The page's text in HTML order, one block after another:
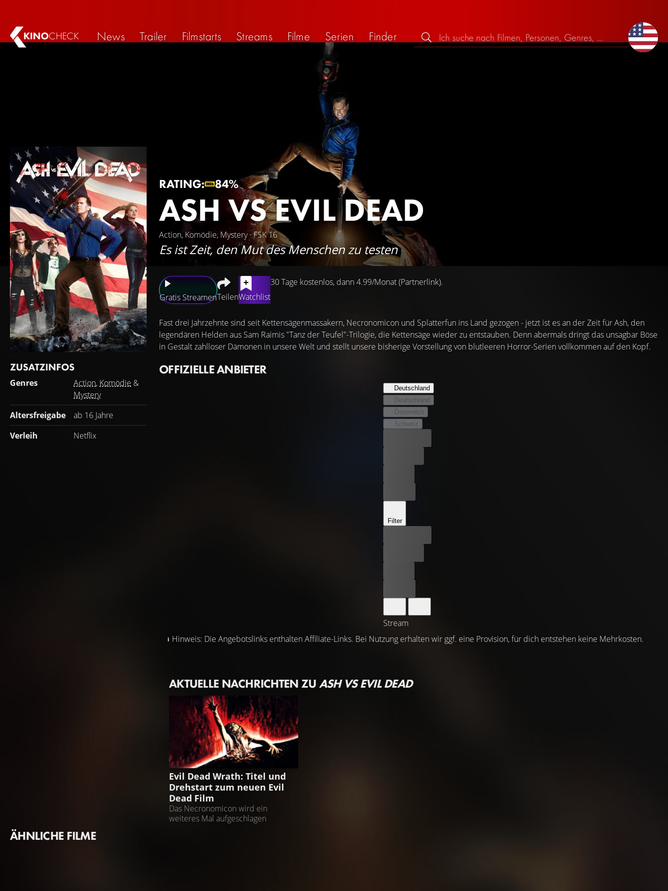
KINOCHECK News Trailer Filmstarts Streams Filme Serien Finder
RATING: 84%
ASH VS EVIL DEAD
Action, Komödie, Mystery · FSK 16
Es ist Zeit, den Mut des Menschen zu testen
ZUSATZINFOS
Genres Action, Komödie &
Mystery
Altersfreigabe
ab 16 Jahre
Verleih
Netflix
Gratis StreamenTeilenWatchlist
30 Tage kostenlos, dann 4.99/Monat (Partnerlink).
Fast drei Jahrzehnte sind seit Kettensägenmassakern, Necronomicon und Splatterfun ins Land gezogen - jetzt ist es an der Zeit für Ash, den
legendären Helden aus Sam Raimis "Tanz der Teufel"-Trilogie, die Kettensäge wieder zu entstauben. Denn abermals dringt das unsagbar Böse
in Gestalt zahlloser Dämonen in unsere Welt und stellt unsere bisherige Vorstellung von blutleeren Horror-Serien vollkommen auf den Kopf.
OFFIZIELLE ANBIETER
Deutschland
Deutschland
Österreich
Schweiz
Filter
Stream
Hinweis: Die Angebotslinks enthalten Affiliate-Links. Bei Nutzung erhalten wir ggf. eine Provision, für dich entstehen keine Mehrkosten.
AKTUELLE NACHRICHTEN ZUASH VS EVIL DEAD
EVIL DEAD WRATH
Evil Dead Wrath: Titel und
Drehstart zum neuen Evil
Dead Film
Das Necronomicon wird ein
weiteres Mal aufgeschlagen
ÄHNLICHE FILME